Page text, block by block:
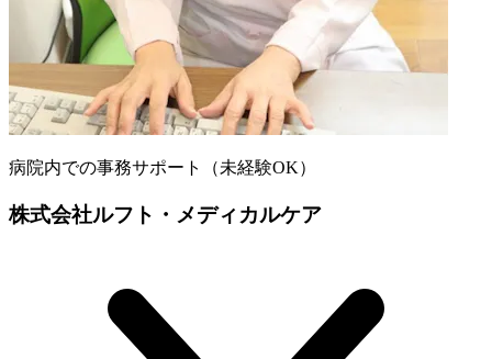
病院内での事務サポート（未経験OK）
株式会社ルフト・メディカルケア